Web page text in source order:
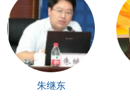
朱继东